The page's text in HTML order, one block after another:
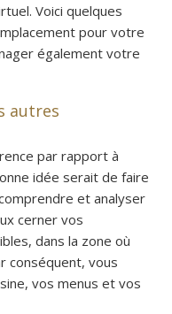
Voici quelques
pour votre
également votre
autres
par rapport à
idée serait de faire
et analyser
cerner vos
dans la zone où
conséquent, vous
vos menus et vos